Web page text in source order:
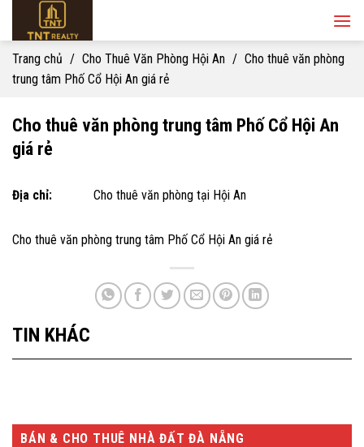
content
Trang chủ / Cho Thuê Văn Phòng Hội An / Cho thuê văn phòng
trung tâm Phố Cổ Hội An giá rẻ
Cho thuê văn phòng trung tâm Phố Cổ Hội An
giá rẻ
Địa chỉ: Cho thuê văn phòng tại Hội An
Cho thuê văn phòng trung tâm Phố Cổ Hội An giá rẻ
TIN KHÁC
BÁN & CHO THUÊ NHÀ ĐẤT ĐÀ NẴNG